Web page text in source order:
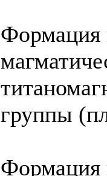
Формация
группы
Формация